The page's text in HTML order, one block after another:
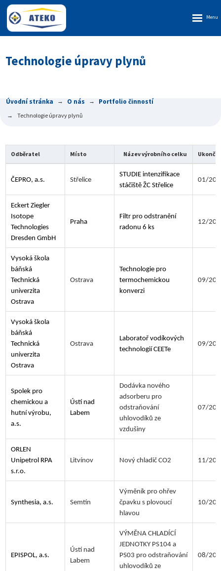
Technologie úpravy plynů
Úvodní stránka O nás Portfolio činností
Technologie úpravy plynů
Odběratel Místo Název výrobního celku
ČEPRO, a.s. Střelice
STUDIE intenzifikace
stáčiště ŽC Střelice
01/
Eckert Ziegler
Isotope
Technologies
Dresden GmbH
Praha
Filtr pro odstranění
radonu 6 ks
12/
Vysoká škola
báňská
Technická
univerzita
Ostrava
Ostrava
Technologie pro
termochemickou
konverzi
09/
Vysoká škola
báňská
Technická
univerzita
Ostrava
Ostrava
Laboratoř vodíkových
technologií CEETe
09/
Spolek pro
chemickou a
hutní výrobu,
a.s.
Ústí nad
Labem
Dodávka nového
adsorberu pro
odstraňování
uhlovodíků ze
vzdušiny
07/
ORLEN
Unipetrol RPA
s.r.o.
Litvínov Nový chladič CO2 11/
Synthesia, a.s. Semtín
Výměník pro ohřev
čpavku s plovoucí
hlavou
10/
EPISPOL, a.s.
Ústí nad
Labem
VÝMĚNA CHLADÍCÍ
JEDNOTKY PS104 a
PS03 pro odstraňování
uhlovodíků ze
08/